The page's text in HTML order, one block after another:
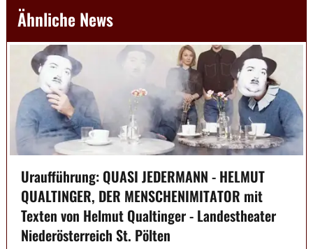
Ähnliche News
Uraufführung: QUASI JEDERMANN - HELMUT
QUALTINGER, DER MENSCHENIMITATOR mit
Texten von Helmut Qualtinger - Landestheater
Niederösterreich St. Pölten